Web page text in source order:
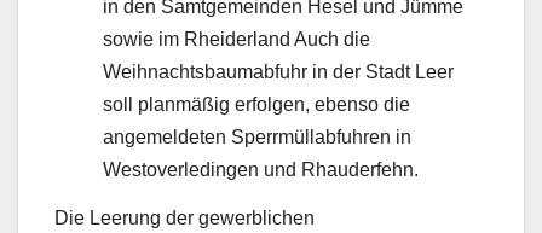
in den Samtgemeinden Hesel und Jümme
sowie im Rheiderland Auch die
Weihnachtsbaumabfuhr in der Stadt Leer
soll planmäßig erfolgen, ebenso die
angemeldeten Sperrmüllabfuhren in
Westoverledingen und Rhauderfehn.
Die Leerung der gewerblichen